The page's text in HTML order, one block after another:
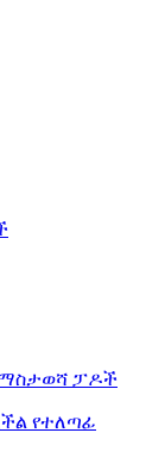
ፓዶች
የተለጣፊ